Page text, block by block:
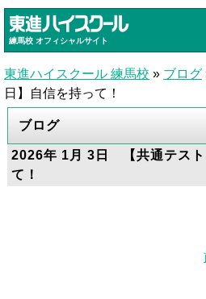
練馬校 オフィシャルサイト
東進ハイスクール 練馬校 » ブログ
日】自信を持って！
ブログ
2026年 1月 3日 【共通テスト
て！